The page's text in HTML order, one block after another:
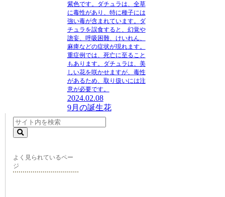
紫色です。ダチュラは、全草
に毒性があり、特に種子には
強い毒が含まれています。 ダ
チュラを誤食すると、幻覚や
譫妄、呼吸困難、けいれん、
麻痺などの症状が現れます。
重症例では、死亡に至ること
もあります。 ダチュラは、美
しい花を咲かせますが、毒性
があるため、取り扱いには注
意が必要です。
2024.02.08
9月の誕生花
よく見られているペー
ジ